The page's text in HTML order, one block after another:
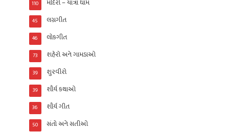
મંદિરો – યાત્રા ધામ
110
લગ્નગીત
45
લોકગીત
46
શહેરો અને ગામડાઓ
73
શુરવીરો
39
શૌર્ય કથાઓ
39
શૌર્ય ગીત
36
સંતો અને સતીઓ
50